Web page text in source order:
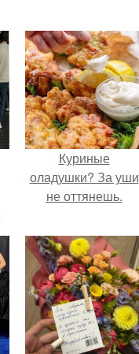
Куриные
оладушки? За уши
не оттянешь.